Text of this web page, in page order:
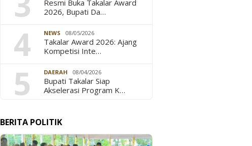
Resmi Buka Takalar Award
2026, Bupati Da…
4 NEWS 08/05/2026
Takalar Award 2026: Ajang
Kompetisi Inte…
5 DAERAH 08/04/2026
Bupati Takalar Siap
Akselerasi Program K…
BERITA POLITIK